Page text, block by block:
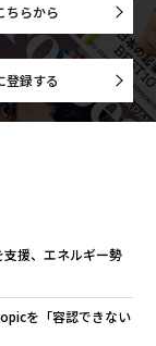
ちらから
登録する
援、エネルギー勢
を「容認できない